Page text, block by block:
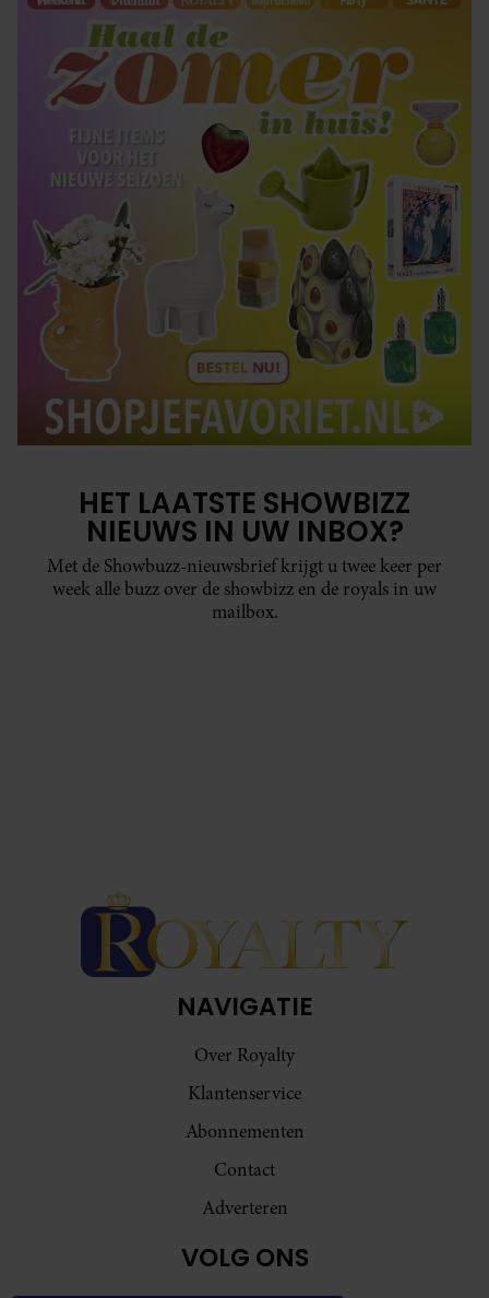
HET LAATSTE SHOWBIZZ
NIEUWS IN UW INBOX?
Met de Showbuzz-nieuwsbrief krijgt u twee keer per
week alle buzz over de showbizz en de royals in uw
mailbox.
NAVIGATIE
Over Royalty
Klantenservice
Abonnementen
Contact
Adverteren
VOLG ONS